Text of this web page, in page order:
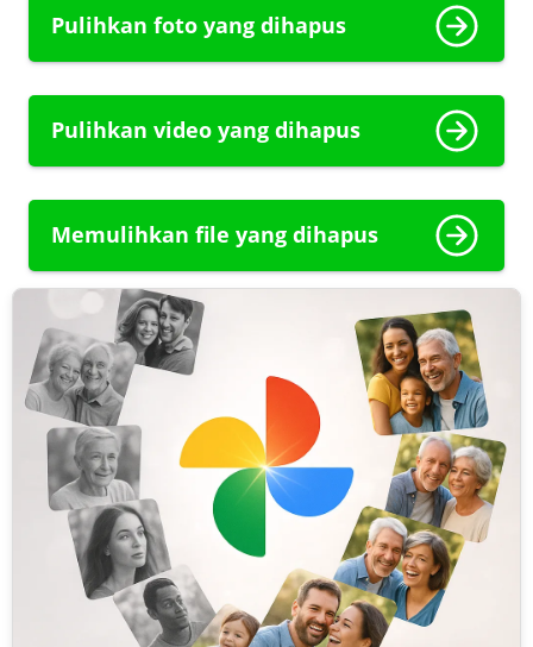
Pulihkan foto yang dihapus
Pulihkan video yang dihapus
Memulihkan file yang dihapus